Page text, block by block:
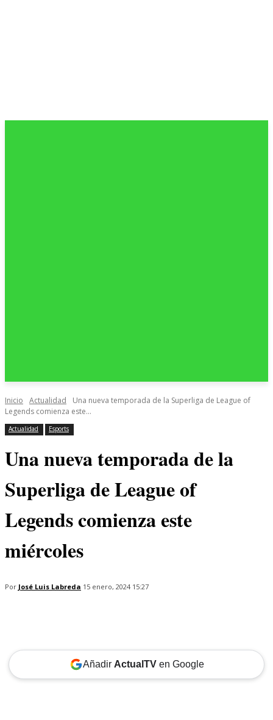
Inicio Actualidad
Una nueva temporada de la Superliga de League of
Legends comienza este...
Actualidad Esports
Una nueva temporada de la
Superliga de League of
Legends comienza este
miércoles
Por José Luis Labreda 15 enero, 2024 15:27
Añadir ActualTVen Google